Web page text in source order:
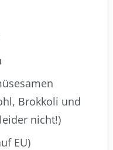
Brokkoli und
nicht!)
EU)